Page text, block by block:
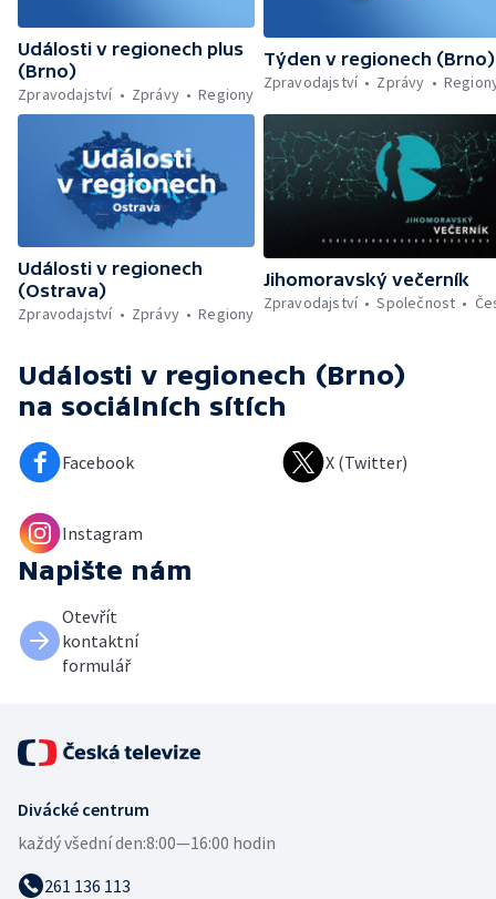
Události v regionech plus
(Brno)
Zpravodajství
Zprávy Regiony
Týden v regionech (Brno)
Zpravodajství
Zprávy
Události v regionech
(Ostrava)
Zpravodajství
Zprávy Regiony
Jihomoravský večerník
Zpravodajství
Společnost
Události v regionech (Brno)
na sociálních sítích
Facebook X (Twitter)
Instagram
Napište nám
Otevřít
kontaktní
formulář
Divácké centrum
každý všední den:8:00—16:00 hodin
261 136 113